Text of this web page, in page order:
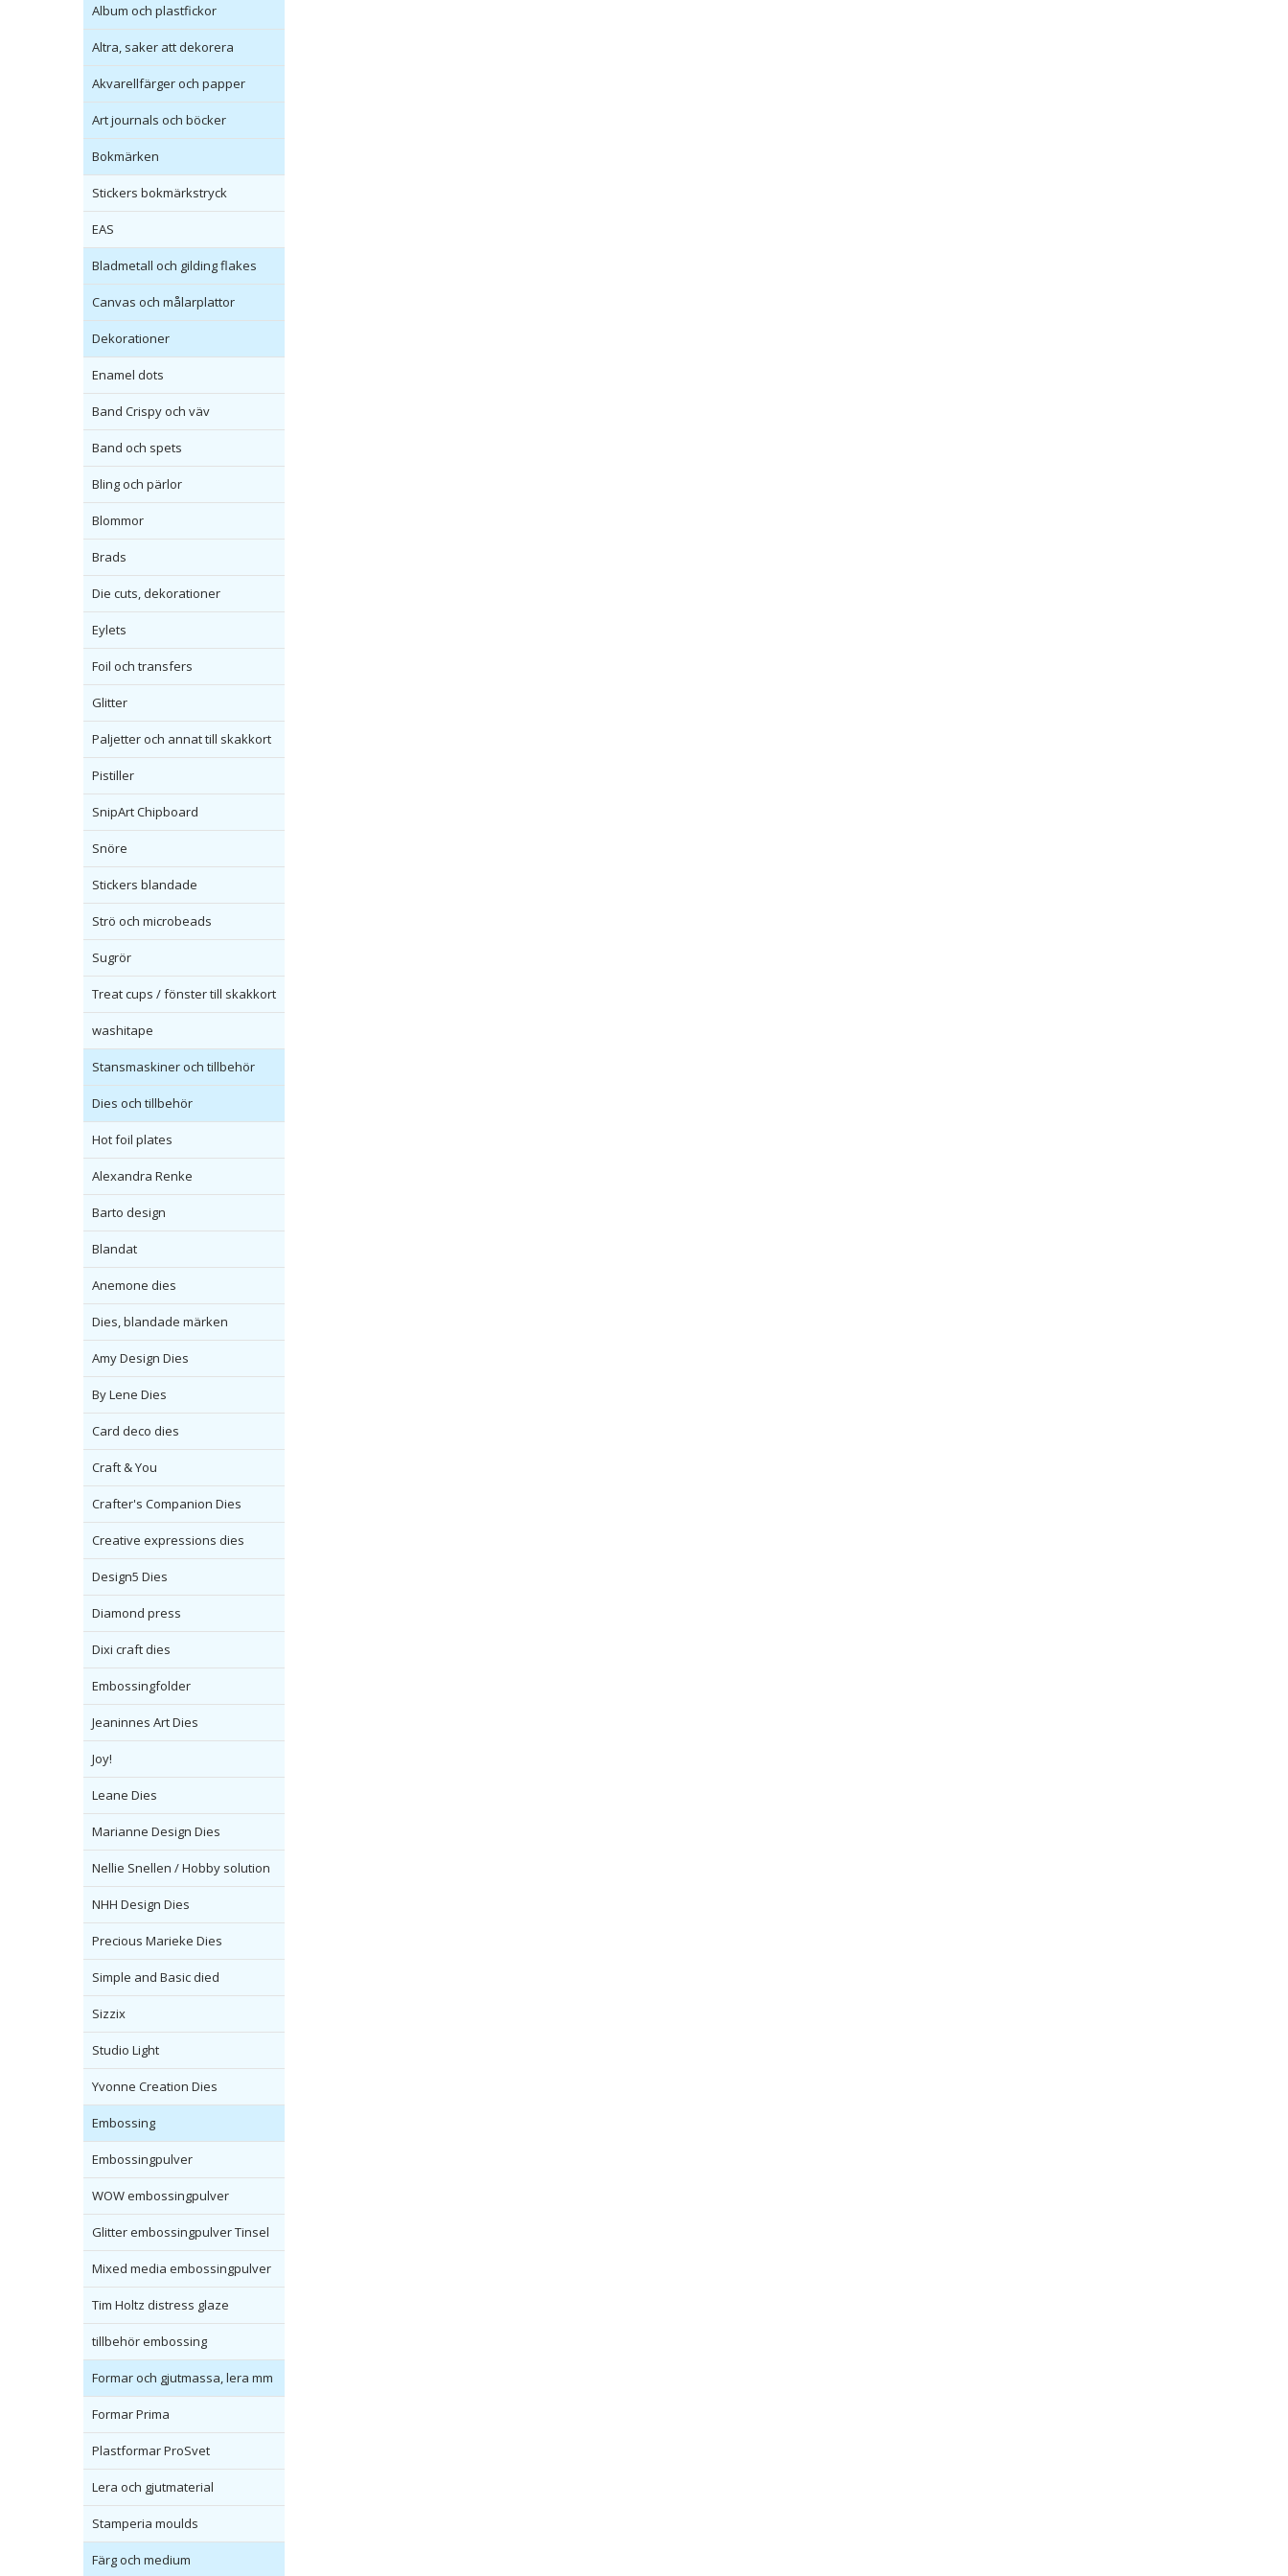
Album och plastfickor
Altra, saker att dekorera
Akvarellfärger och papper
Art journals och böcker
Bokmärken
Stickers bokmärkstryck
EAS
Bladmetall och gilding flakes
Canvas och målarplattor
Dekorationer
Enamel dots
Band Crispy och väv
Band och spets
Bling och pärlor
Blommor
Brads
Die cuts, dekorationer
Eylets
Foil och transfers
Glitter
Paljetter och annat till skakkort
Pistiller
SnipArt Chipboard
Snöre
Stickers blandade
Strö och microbeads
Sugrör
Treat cups / fönster till skakkort
washitape
Stansmaskiner och tillbehör
Dies och tillbehör
Hot foil plates
Alexandra Renke
Barto design
Blandat
Anemone dies
Dies, blandade märken
Amy Design Dies
By Lene Dies
Card deco dies
Craft & You
Crafter's Companion Dies
Creative expressions dies
Design5 Dies
Diamond press
Dixi craft dies
Embossingfolder
Jeaninnes Art Dies
Joy!
Leane Dies
Marianne Design Dies
Nellie Snellen / Hobby solution
NHH Design Dies
Precious Marieke Dies
Simple and Basic died
Sizzix
Studio Light
Yvonne Creation Dies
Embossing
Embossingpulver
WOW embossingpulver
Glitter embossingpulver Tinsel
Mixed media embossingpulver
Tim Holtz distress glaze
tillbehör embossing
Formar och gjutmassa, lera mm
Formar Prima
Plastformar ProSvet
Lera och gjutmaterial
Stamperia moulds
Färg och medium